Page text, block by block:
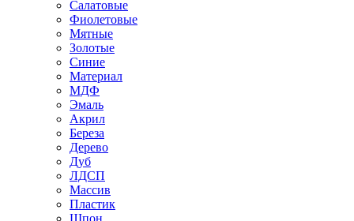
Салатовые
Фиолетовые
Мятные
Золотые
Синие
Материал
МДФ
Эмаль
Акрил
Береза
Дерево
Дуб
ЛДСП
Массив
Пластик
Шпон